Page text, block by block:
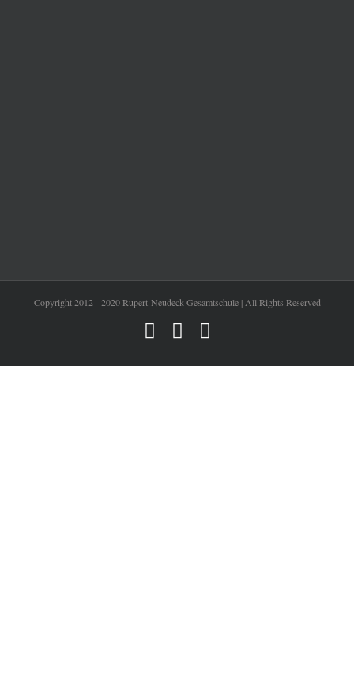
Copyright 2012 - 2020 Rupert-Neudeck-Gesamtschule | All Rights Reserved
InstagramFacebook